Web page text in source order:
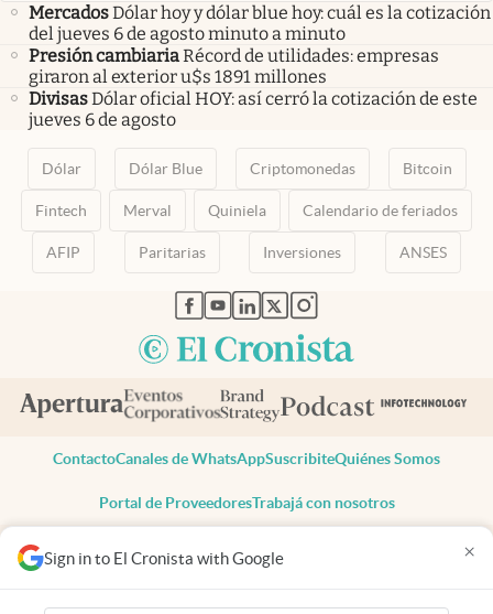
Sign in to El Cronista with Google ×
MercadosDólar hoy y dólar blue hoy: cuál es la cotización
del jueves 6 de agosto minuto a minuto
Presión cambiariaRécord de utilidades: empresas
giraron al exterior u$s 1891 millones
DivisasDólar oficial HOY: así cerró la cotización de este
jueves 6 de agosto
Dólar Dólar Blue Criptomonedas Bitcoin
Fintech Merval Quiniela Calendario de feriados
AFIP Paritarias Inversiones ANSES
abre en nueva pestaña
abre en nueva pestaña
abre en nueva pestaña
abre en nueva pestaña
abre en nueva pestaña
ContactoCanales de WhatsAppSuscribiteQuiénes Somos
Portal de ProveedoresTrabajá con nosotros
Todos los derechos reservados
Privacidad